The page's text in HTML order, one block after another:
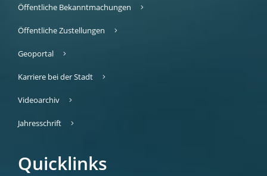
Öffentliche Bekanntmachungen
Öffentliche Zustellungen
Geoportal
Karriere bei der Stadt
Videoarchiv
Jahresschrift
Quicklinks